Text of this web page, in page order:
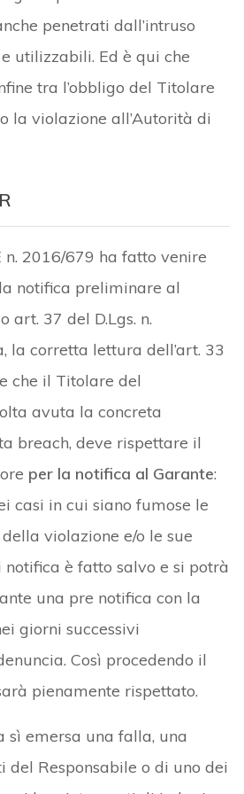
penetrati dall’intruso
utilizzabili. Ed è qui che
tra l’obbligo del Titolare
la violazione all’Autorità di
n. 2016/679 ha fatto venire
notifica preliminare al
art. 37 del D.Lgs. n.
la corretta lettura dell’art. 33
che il Titolare del
avuta la concreta
breach, deve rispettare il
per la notifica al Garante:
casi in cui siano fumose le
violazione e/o le sue
notifica è fatto salvo e si potrà
una pre notifica con la
giorni successivi
Così procedendo il
pienamente rispettato.
sì emersa una falla, una
del Responsabile o di uno dei